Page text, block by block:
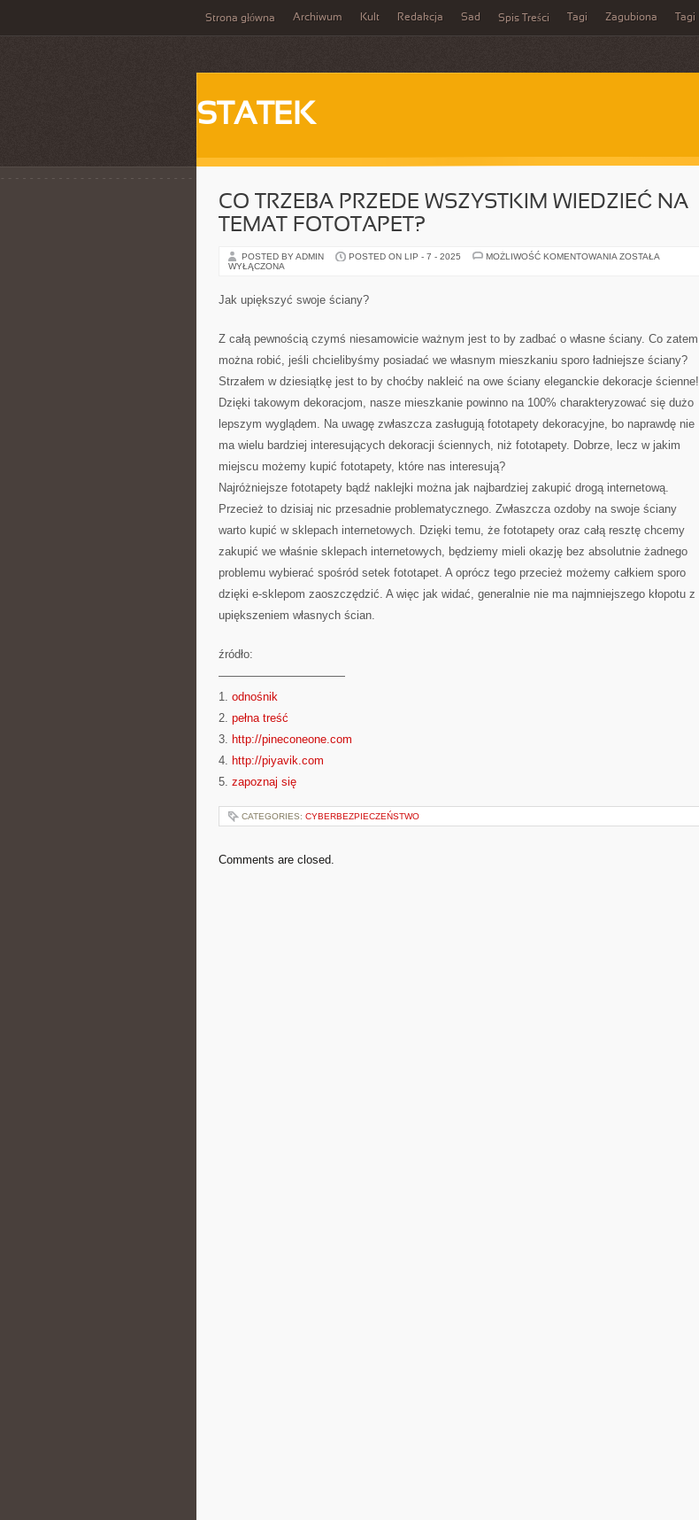
Strona główna Archiwum Kult Redakcja Sad Spis Treści Tagi Zagubiona Tagi
STATEK
CO TRZEBA PRZEDE WSZYSTKIM WIEDZIEĆ NA
TEMAT FOTOTAPET?
POSTED BY ADMIN POSTED ON LIP - 7 - 2025 MOŻLIWOŚĆ KOMENTOWANIA CO
ZOSTAŁA
WYŁĄCZONA
Jak upiększyć swoje ściany?
Z całą pewnością czymś niesamowicie ważnym jest to by zadbać o własne ściany. Co zatem
można robić, jeśli chcielibyśmy posiadać we własnym mieszkaniu sporo ładniejsze ściany?
Strzałem w dziesiątkę jest to by choćby nakleić na owe ściany eleganckie dekoracje ścienne!
Dzięki takowym dekoracjom, nasze mieszkanie powinno na 100% charakteryzować się dużo
lepszym wyglądem. Na uwagę zwłaszcza zasługują fototapety dekoracyjne, bo naprawdę nie
ma wielu bardziej interesujących dekoracji ściennych, niż fototapety. Dobrze, lecz w jakim
miejscu możemy kupić fototapety, które nas interesują?
Najróżniejsze fototapety bądź naklejki można jak najbardziej zakupić drogą internetową.
Przecież to dzisiaj nic przesadnie problematycznego. Zwłaszcza ozdoby na swoje ściany
warto kupić w sklepach internetowych. Dzięki temu, że fototapety oraz całą resztę chcemy
zakupić we właśnie sklepach internetowych, będziemy mieli okazję bez absolutnie żadnego
problemu wybierać spośród setek fototapet. A oprócz tego przecież możemy całkiem sporo
dzięki e-sklepom zaoszczędzić. A więc jak widać, generalnie nie ma najmniejszego kłopotu z
upiększeniem własnych ścian.
źródło:
———————————
1. odnośnik
2. pełna treść
3. http://pineconeone.com
4. http://piyavik.com
5. zapoznaj się
CATEGORIES: CYBERBEZPIECZEŃSTWO
Comments are closed.